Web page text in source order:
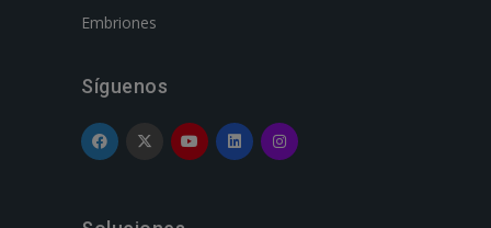
Embriones
Síguenos